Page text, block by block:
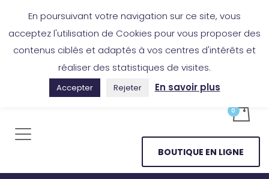
BOUTIQUE EN LIGNE
En poursuivant votre navigation sur ce site, vous
acceptez l'utilisation de Cookies pour vous proposer des
contenus ciblés et adaptés à vos centres d'intérêts et
réaliser des statistiques de visites.
Accepter Rejeter En savoir plus